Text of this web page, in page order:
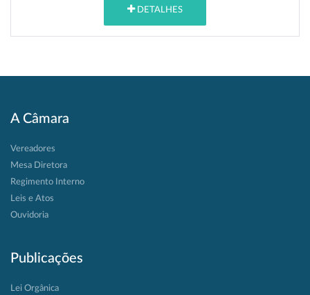
DETALHES
A Câmara
Vereadores
Mesa Diretora
Regimento Interno
Leis e Atos
Ouvidoria
Publicações
Lei Orgânica